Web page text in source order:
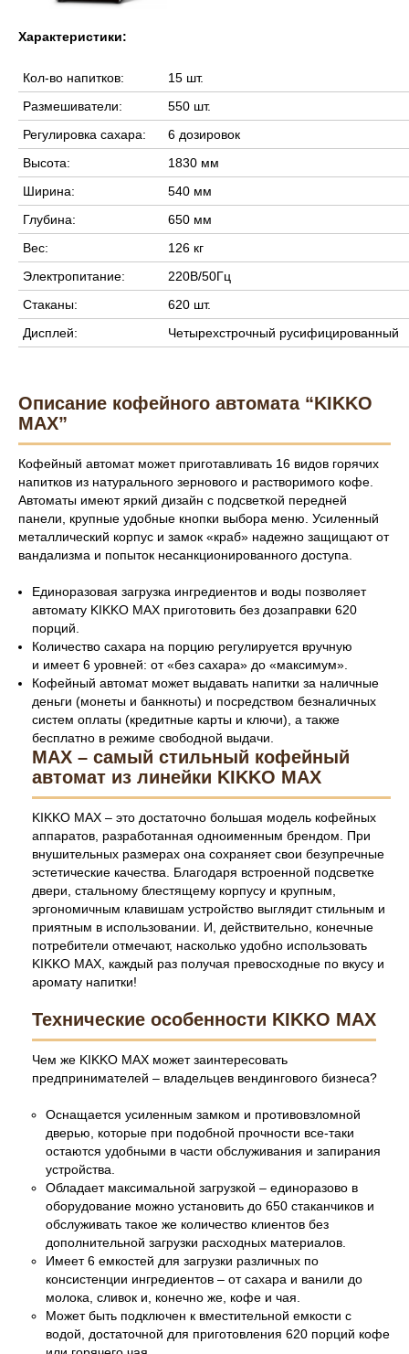
Характеристики:
Кол-во напитков:
15 шт.
Размешиватели:
550 шт.
Регулировка сахара:
6 дозировок
Высота:
1830 мм
Ширина:
540 мм
Глубина:
650 мм
Вес:
126 кг
Электропитание:
220В/50Гц
Стаканы:
620 шт.
Дисплей:
Четырехстрочный русифицированный
Описание кофейного автомата “KIKKO
MAX”
Кофейный автомат может приготавливать 16 видов горячих
напитков из натурального зернового и растворимого кофе.
Автоматы имеют яркий дизайн с подсветкой передней
панели, крупные удобные кнопки выбора меню. Усиленный
металлический корпус и замок «краб» надежно защищают от
вандализма и попыток несанкционированного доступа.
Единоразовая загрузка ингредиентов и воды позволяет
автомату KIKKO MAX приготовить без дозаправки 620
порций.
Количество сахара на порцию регулируется вручную
и имеет 6 уровней: от «без сахара» до «максимум».
Кофейный автомат может выдавать напитки за наличные
деньги (монеты и банкноты) и посредством безналичных
систем оплаты (кредитные карты и ключи), а также
бесплатно в режиме свободной выдачи.
MAX – самый стильный кофейный
автомат из линейки KIKKO MAX
KIKKO MAX – это достаточно большая модель кофейных
аппаратов, разработанная одноименным брендом. При
внушительных размерах она сохраняет свои безупречные
эстетические качества. Благодаря встроенной подсветке
двери, стальному блестящему корпусу и крупным,
эргономичным клавишам устройство выглядит стильным и
приятным в использовании. И, действительно, конечные
потребители отмечают, насколько удобно использовать
KIKKO MAX, каждый раз получая превосходные по вкусу и
аромату напитки!
Технические особенности KIKKO MAX
Чем же KIKKO MAX может заинтересовать
предпринимателей – владельцев вендингового бизнеса?
Оснащается усиленным замком и противовзломной
дверью, которые при подобной прочности все-таки
остаются удобными в части обслуживания и запирания
устройства.
Обладает максимальной загрузкой – единоразово в
оборудование можно установить до 650 стаканчиков и
обслуживать такое же количество клиентов без
дополнительной загрузки расходных материалов.
Имеет 6 емкостей для загрузки различных по
консистенции ингредиентов – от сахара и ванили до
молока, сливок и, конечно же, кофе и чая.
Может быть подключен к вместительной емкости с
водой, достаточной для приготовления 620 порций кофе